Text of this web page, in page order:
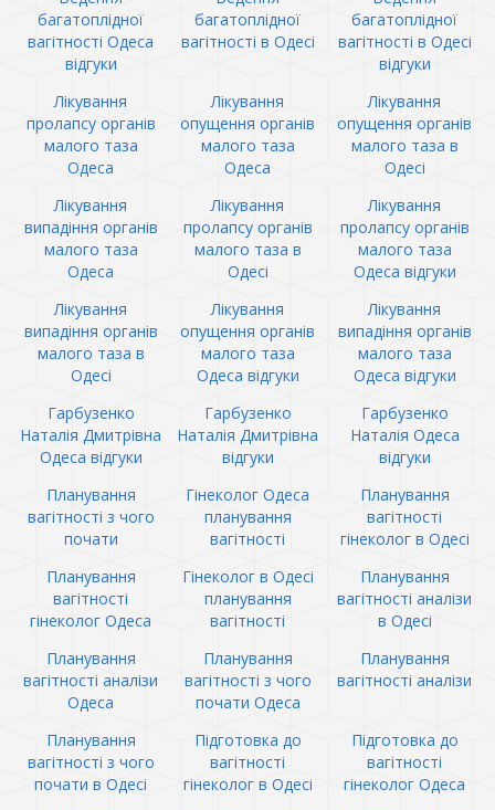
багатоплідної
вагітності Одеса
відгуки
багатоплідної
вагітності в Одесі
багатоплідної
вагітності в Одесі
відгуки
Лікування
пролапсу органів
малого таза
Одеса
Лікування
опущення органів
малого таза
Одеса
Лікування
опущення органів
малого таза в
Одесі
Лікування
випадіння органів
малого таза
Одеса
Лікування
пролапсу органів
малого таза в
Одесі
Лікування
пролапсу органів
малого таза
Одеса відгуки
Лікування
випадіння органів
малого таза в
Одесі
Лікування
опущення органів
малого таза
Одеса відгуки
Лікування
випадіння органів
малого таза
Одеса відгуки
Гарбузенко
Наталія Дмитрівна
Одеса відгуки
Гарбузенко
Наталія Дмитрівна
відгуки
Гарбузенко
Наталія Одеса
відгуки
Планування
вагітності з чого
почати
Гінеколог Одеса
планування
вагітності
Планування
вагітності
гінеколог в Одесі
Планування
вагітності
гінеколог Одеса
Гінеколог в Одесі
планування
вагітності
Планування
вагітності аналізи
в Одесі
Планування
вагітності аналізи
Одеса
Планування
вагітності з чого
почати Одеса
Планування
вагітності аналізи
Планування
вагітності з чого
почати в Одесі
Підготовка до
вагітності
гінеколог в Одесі
Підготовка до
вагітності
гінеколог Одеса